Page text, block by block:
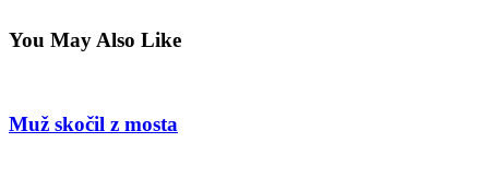
You May Also Like
Muž skočil z mosta